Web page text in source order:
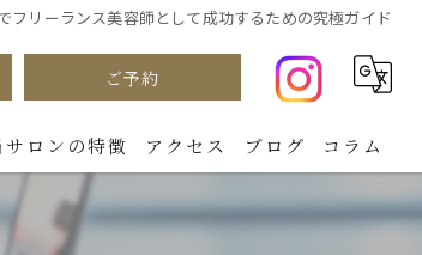
フリーランス美容師として成功するための究極ガイド
ご予約
サロンの特徴
カラー
アクセス ブログ コラム